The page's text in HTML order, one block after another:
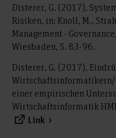
Disterer, G. (2017),
Risiken, in: Knoll, M.,
Management -
Wiesbaden, S. 83-96.
Disterer, G. (2017),
Wirtschaftsinformatikern/
einer empirischen
Wirtschaftsinformatik
Link